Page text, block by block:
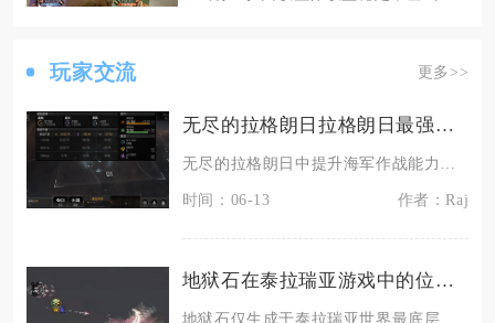
玩家交流 更多>>
无尽的拉格朗日拉格朗日最强航母如何提升海军作战能力
时间：06-13 作者：Raj
地狱石在泰拉瑞亚游戏中的位置是